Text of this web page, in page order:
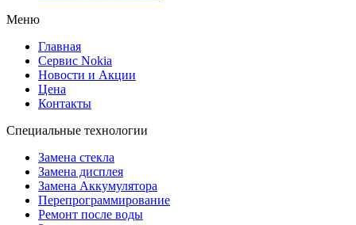
Меню
Главная
Сервис Nokia
Новости и Акции
Цена
Контакты
Специальные технологии
Замена стекла
Замена дисплея
Замена Аккумулятора
Перепрограммирование
Ремонт после воды